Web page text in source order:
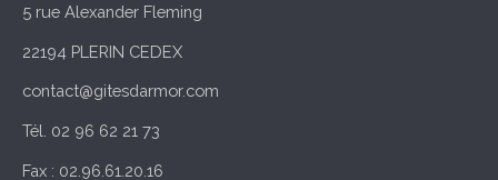
5 rue Alexander Fleming
22194 PLERIN CEDEX
contact@gitesdarmor.com
Tél. 02 96 62 21 73
Fax : 02.96.61.20.16